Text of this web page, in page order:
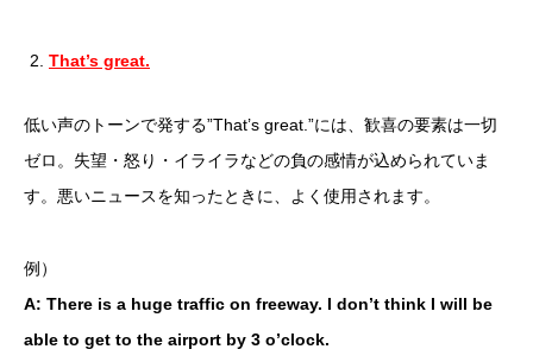
That’s great.
低い声のトーンで発する”That’s great.”には、歓喜の要素は一切
ゼロ。失望・怒り・イライラなどの負の感情が込められていま
す。悪いニュースを知ったときに、よく使用されます。
例）
A: There is a huge traffic on freeway. I don’t think I will be
able to get to the airport by 3 o’clock.